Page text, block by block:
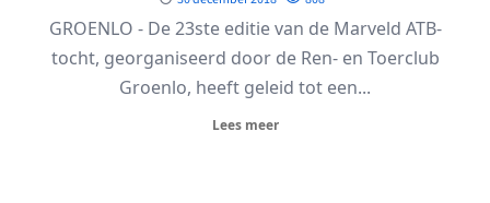
GROENLO - De 23ste editie van de Marveld ATB-
tocht, georganiseerd door de Ren- en Toerclub
Groenlo, heeft geleid tot een...
Lees meer